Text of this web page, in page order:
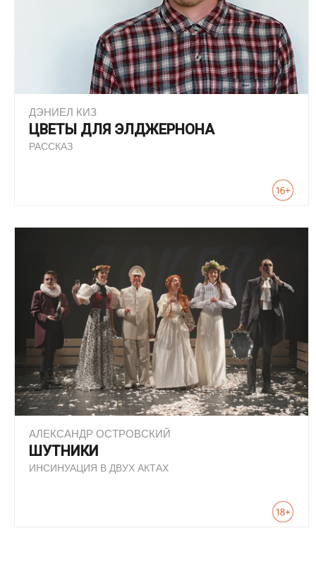
ДЭНИЕЛ КИЗ
ЦВЕТЫ ДЛЯ ЭЛДЖЕРНОНА
РАССКАЗ
АЛЕКСАНДР ОСТРОВСКИЙ
ШУТНИКИ
ИНСИНУАЦИЯ В ДВУХ АКТАХ